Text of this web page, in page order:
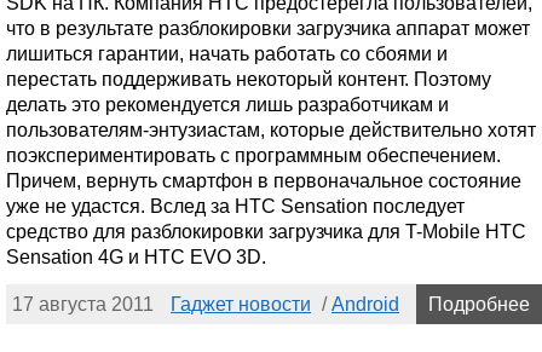
что в результате разблокировки загрузчика аппарат может
лишиться гарантии, начать работать со сбоями и
перестать поддерживать некоторый контент. Поэтому
делать это рекомендуется лишь разработчикам и
пользователям-энтузиастам, которые действительно хотят
поэкспериментировать с программным обеспечением.
Причем, вернуть смартфон в первоначальное состояние
уже не удастся. Вслед за HTC Sensation последует
средство для разблокировки загрузчика для T-Mobile HTC
Sensation 4G и HTC EVO 3D.
17 августа 2011 Гаджет новости /Android Подробнее